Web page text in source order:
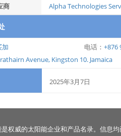
商
Alpha Technologies
加 电话： +876
Avenue, Kingston 10. Jamaica
2025年3月7日
权威的太阳能企业和产品名录。信息